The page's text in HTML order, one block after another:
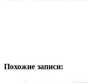
Похожие записи: